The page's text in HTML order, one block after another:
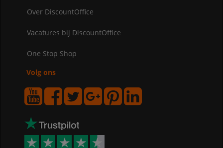
Over DiscountOffice
Vacatures bij DiscountOffice
One Stop Shop
Volg ons